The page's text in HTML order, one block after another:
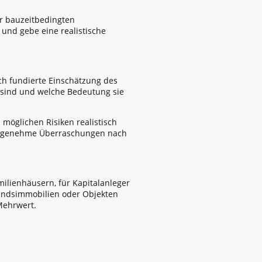
bauzeitbedingten
gebe eine realistische
fundierte Einschätzung des
und welche Bedeutung sie
Risiken realistisch
Überraschungen nach
für Kapitalanleger
oder Objekten